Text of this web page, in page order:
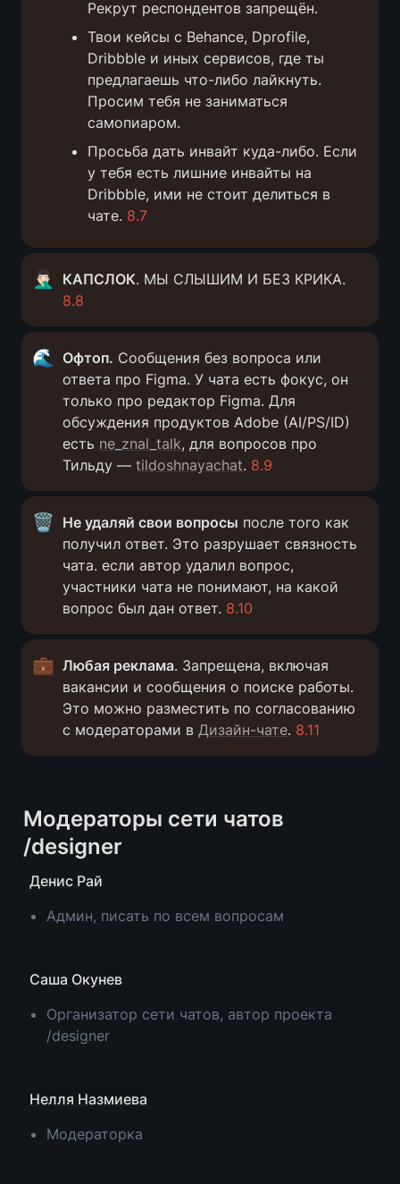
Рекрут респондентов запрещён.
Твои кейсы с Behance, Dprofile,
Dribbble и иных сервисов, где ты
предлагаешь что-либо лайкнуть.
Просим тебя не заниматься
самопиаром.
Просьба дать инвайт куда-либо. Если
у тебя есть лишние инвайты на
Dribbble, ими не стоит делиться в
чате. 8.7
🤦🏻‍♂️ КАПСЛОК
8.8
🌊 Офтоп. Сообщения без вопроса или
ответа про Figma. У чата есть фокус, он
только про редактор Figma. Для
обсуждения продуктов Adobe (AI/PS/ID)
есть ne_znal_talk, для вопросов про
Тильду — tildoshnayachat. 8.9
🗑️ Не удаляй свои вопросы после того как
получил ответ. Это разрушает связность
чата. если автор удалил вопрос,
участники чата не понимают, на какой
вопрос был дан ответ. 8.10
💼 Любая реклама. Запрещена, включая
вакансии и сообщения о поиске работы.
Это можно разместить по согласованию
с модераторами в Дизайн-чате. 8.11
Модераторы сети чатов
/designer
Денис Рай
Админ, писать по всем вопросам
Саша Окунев
Организатор сети чатов, автор проекта
/designer
Нелля Назмиева
Модераторка